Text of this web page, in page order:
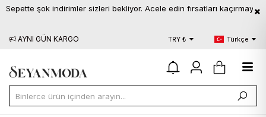
şok indirimler sizleri bekliyor. Acele edin fırsatları kaçırmayın
AYNI GÜN KARGO TRY ₺ Türkçe